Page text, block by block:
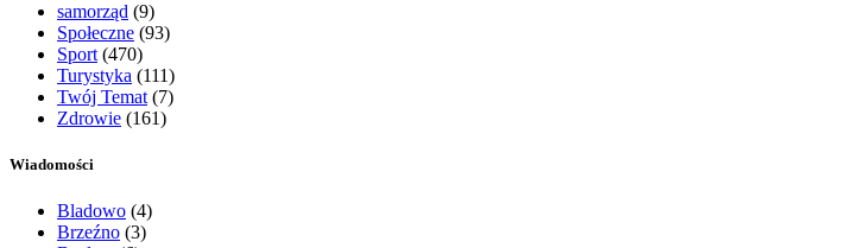
samorząd (9)
Społeczne (93)
Sport (470)
Turystyka (111)
Twój Temat (7)
Zdrowie (161)
Wiadomości
Bladowo (4)
Brzeźno (3)